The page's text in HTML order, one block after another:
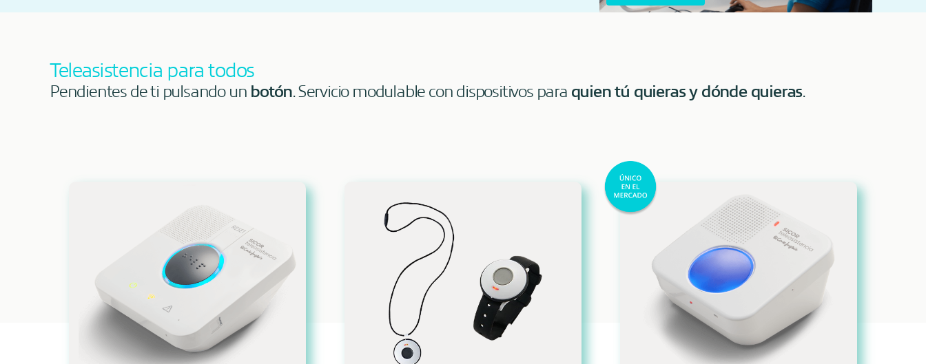
Teleasistencia para todos
Pendientes de ti pulsando un botón. Servicio modulable con dispositivos para quien tú quieras y dónde quieras.